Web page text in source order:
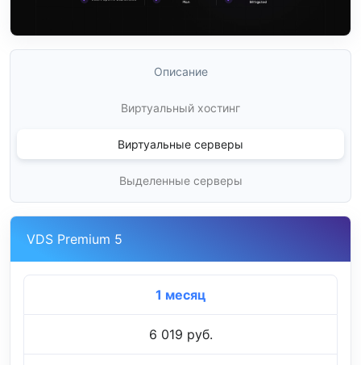
Описание
Виртуальный хостинг
Виртуальные серверы
Выделенные серверы
VDS Premium 5
1 месяц
6 019 руб.